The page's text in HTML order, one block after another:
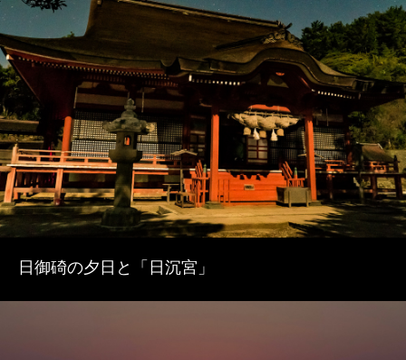
日御碕の夕日と「日沉宮」